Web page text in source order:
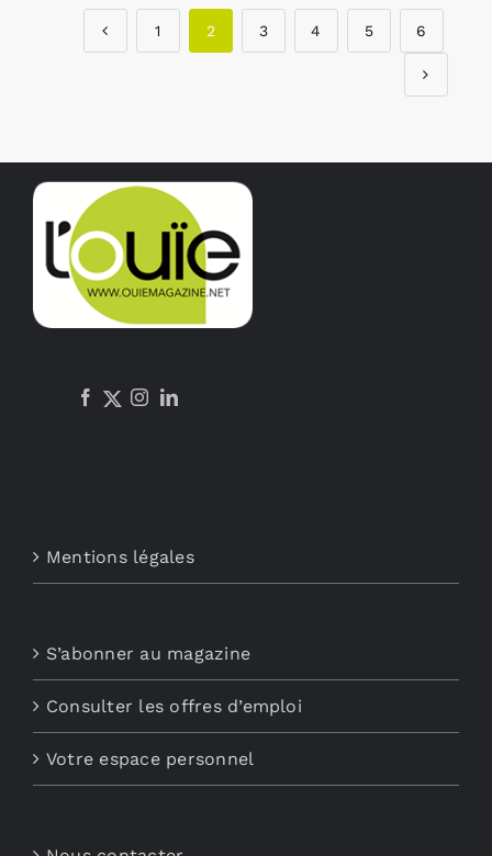
1 2 3 4 5 6
Mentions légales
S’abonner au magazine
Consulter les offres d’emploi
Votre espace personnel